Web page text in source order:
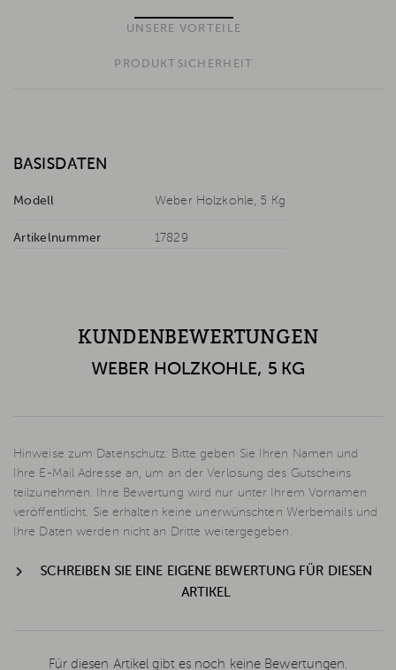
UNSERE VORTEILE
PRODUKTSICHERHEIT
BASISDATEN
Modell Weber Holzkohle, 5 Kg
Artikelnummer 17829
KUNDENBEWERTUNGEN
WEBER HOLZKOHLE, 5 KG
Hinweise zum Datenschutz: Bitte geben Sie Ihren Namen und
Ihre E-Mail Adresse an, um an der Verlosung des Gutscheins
teilzunehmen. Ihre Bewertung wird nur unter Ihrem Vornamen
veröffentlicht. Sie erhalten keine unerwünschten Werbemails und
Ihre Daten werden nicht an Dritte weitergegeben.
SCHREIBEN SIE EINE EIGENE BEWERTUNG FÜR DIESEN
ARTIKEL
Für diesen Artikel gibt es noch keine Bewertungen.